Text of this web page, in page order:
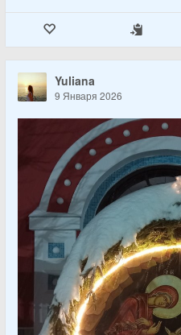
Yuliana
9 Января 2026